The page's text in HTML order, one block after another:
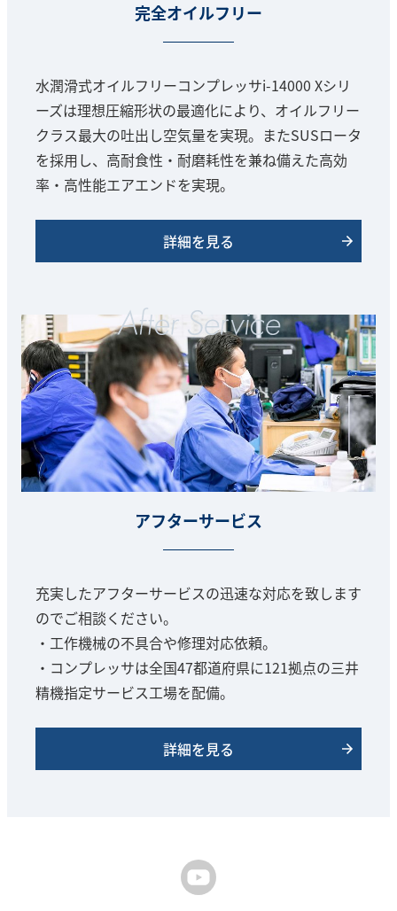
完全オイルフリー
水潤滑式オイルフリーコンプレッサi-14000 Xシリ
ーズは理想圧縮形状の最適化により、オイルフリー
クラス最大の吐出し空気量を実現。またSUSロータ
を採用し、高耐食性・耐磨耗性を兼ね備えた高効
率・高性能エアエンドを実現。
詳細を見る
アフターサービス
充実したアフターサービスの迅速な対応を致します
のでご相談ください。
・工作機械の不具合や修理対応依頼。
・コンプレッサは全国47都道府県に121拠点の三井
精機指定サービス工場を配備。
詳細を見る